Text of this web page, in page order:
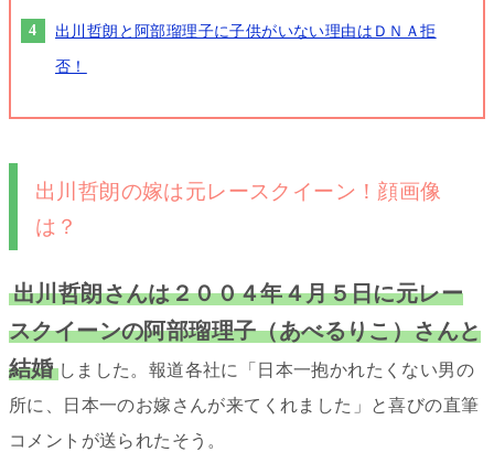
出川哲朗と阿部瑠理子に子供がいない理由はＤＮＡ拒
否！
出川哲朗の嫁は元レースクイーン！顔画像
は？
出川哲朗さんは２００４年４月５日に元レー
スクイーンの阿部瑠理子（あべるりこ）さんと
結婚 しました。報道各社に「 日本一抱かれたくない男の
所に、日本一のお嫁さんが来てくれました 」と喜びの直筆
コメントが送られたそう。